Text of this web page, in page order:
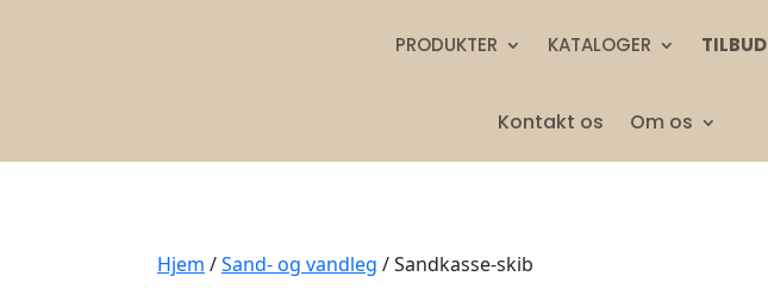
PRODUKTER KATALOGER TILBUD
Kontakt os Om os
Hjem /Sand- og vandleg / Sandkasse-skib